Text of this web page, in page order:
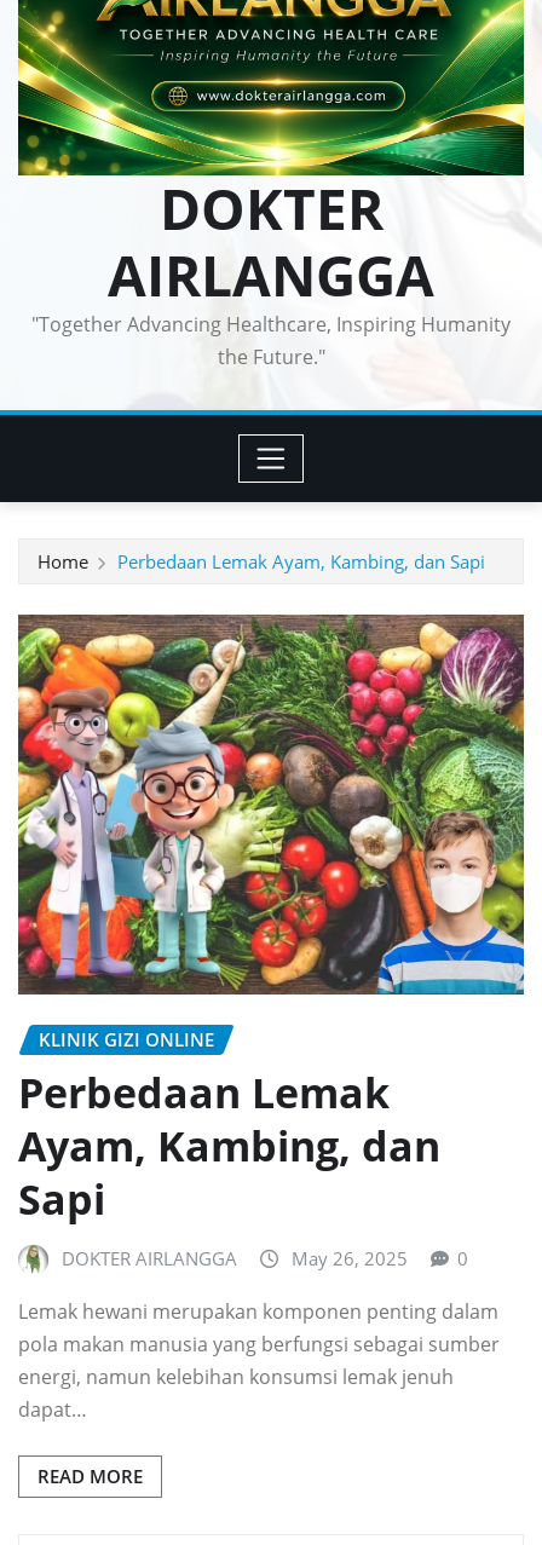
DOKTER
AIRLANGGA
"Together Advancing Healthcare, Inspiring Humanity
the Future."
Home Perbedaan Lemak Ayam, Kambing, dan Sapi
KLINIK GIZI ONLINE
Perbedaan Lemak
Ayam, Kambing, dan
Sapi
DOKTER AIRLANGGA May 26, 2025 0
Lemak hewani merupakan komponen penting dalam
pola makan manusia yang berfungsi sebagai sumber
energi, namun kelebihan konsumsi lemak jenuh
dapat…
READ MORE